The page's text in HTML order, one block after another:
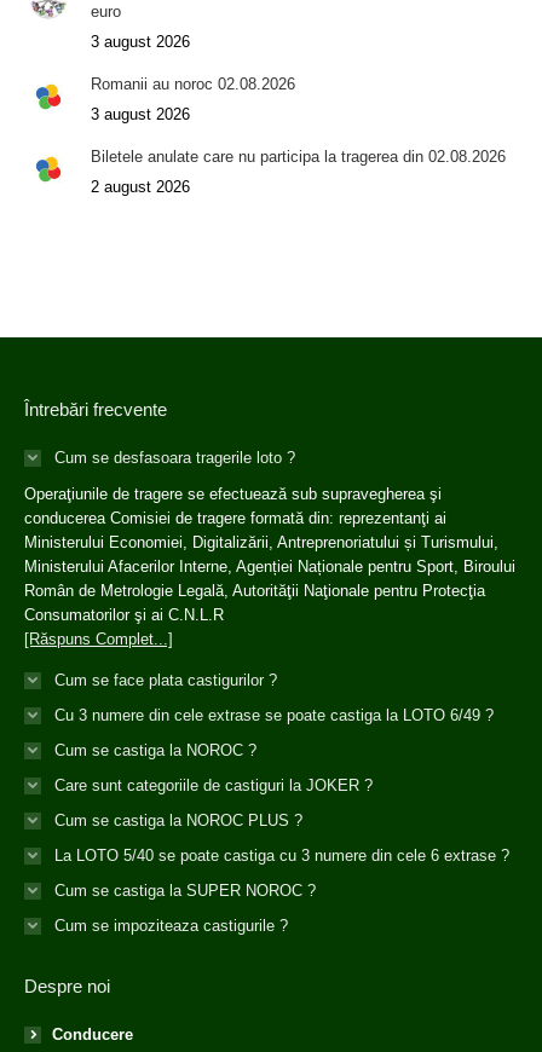
euro
3 august 2026
Romanii au noroc 02.08.2026
3 august 2026
Biletele anulate care nu participa la tragerea din 02.08.2026
2 august 2026
Întrebări frecvente
Cum se desfasoara tragerile loto ?
Operaţiunile de tragere se efectuează sub supravegherea şi
conducerea Comisiei de tragere formată din: reprezentanţi ai
Ministerului Economiei, Digitalizării, Antreprenoriatului și Turismului,
Ministerului Afacerilor Interne, Agenției Naționale pentru Sport, Biroului
Român de Metrologie Legală, Autorităţii Naţionale pentru Protecţia
Consumatorilor şi ai C.N.L.R
[Răspuns Complet...]
Cum se face plata castigurilor ?
Cu 3 numere din cele extrase se poate castiga la LOTO 6/49 ?
Cum se castiga la NOROC ?
Care sunt categoriile de castiguri la JOKER ?
Cum se castiga la NOROC PLUS ?
La LOTO 5/40 se poate castiga cu 3 numere din cele 6 extrase ?
Cum se castiga la SUPER NOROC ?
Cum se impoziteaza castigurile ?
Despre noi
Conducere